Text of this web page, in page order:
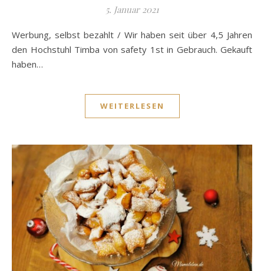
5. Januar 2021
Werbung, selbst bezahlt / Wir haben seit über 4,5 Jahren
den Hochstuhl Timba von safety 1st in Gebrauch. Gekauft
haben…
WEITERLESEN